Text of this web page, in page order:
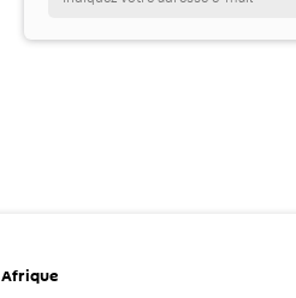
Afrique